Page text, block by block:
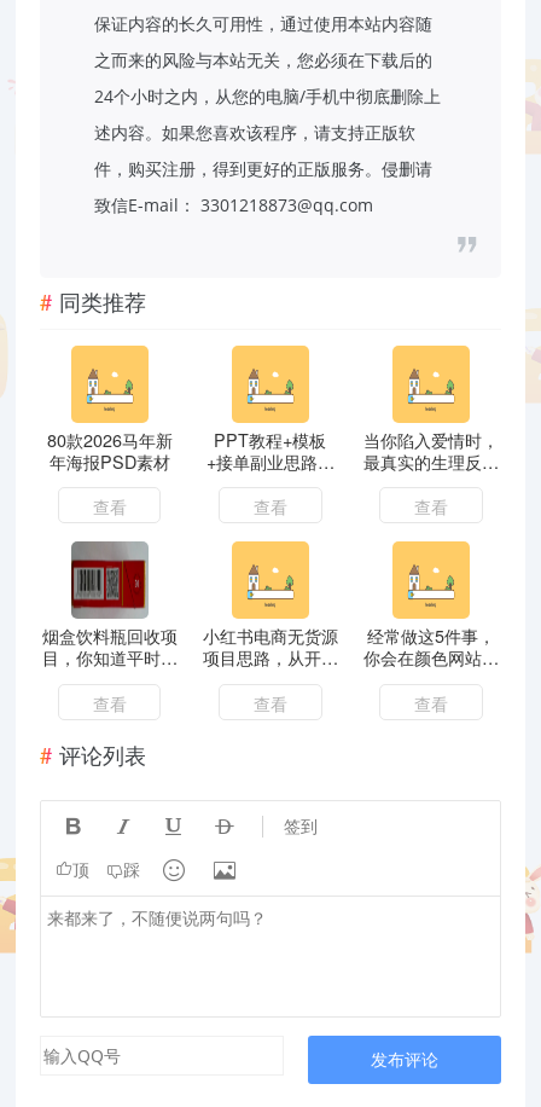
保证内容的长久可用性，通过使用本站内容随
之而来的风险与本站无关，您必须在下载后的
24个小时之内，从您的电脑/手机中彻底删除上
述内容。如果您喜欢该程序，请支持正版软
件，购买注册，得到更好的正版服务。侵删请
致信E-mail： 3301218873@qq.com
同类推荐
80款2026马年新
年海报PSD素材
查看
PPT教程+模板
+接单副业思路，
让你轻松入手PPT
副业项目
查看
当你陷入爱情时，
最真实的生理反应
是什么？
查看
烟盒饮料瓶回收项
目，你知道平时扔
掉的烟盒、饮料瓶
多珍贵吗？
查看
小红书电商无货源
项目思路，从开店
到选品的一些玩法
查看
经常做这5件事，
你会在颜色网站上
看到自己！
查看
评论列表
    签到
顶 踩  
发布评论